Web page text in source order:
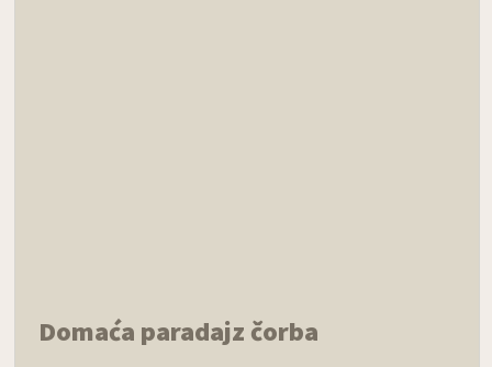
Domaća paradajz čorba